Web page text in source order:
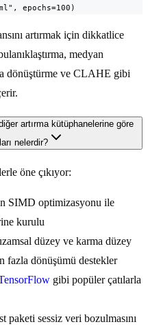
epochs=100)
artırmak için dikkatlice
medyan
dönüştürme ve CLAHE gibi
artırma kütüphanelerine göre
nelerdir?
öne çıkıyor:
SIMD optimizasyonu ile
kurulu
düzey ve karma düzey
fazla dönüşümü destekler
gibi popüler çatılarla
paketi sessiz veri bozulmasını